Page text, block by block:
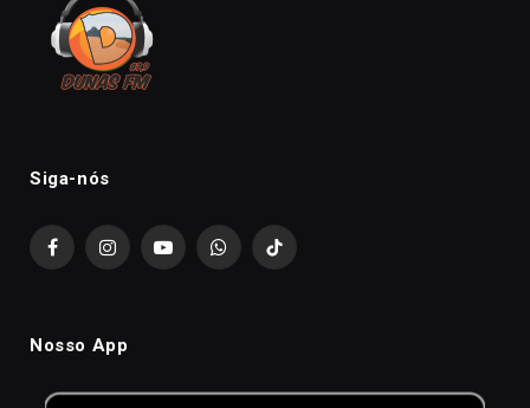
Siga-nós
FacebookInstagramYouTubeWhatsAppTikTok
Nosso App